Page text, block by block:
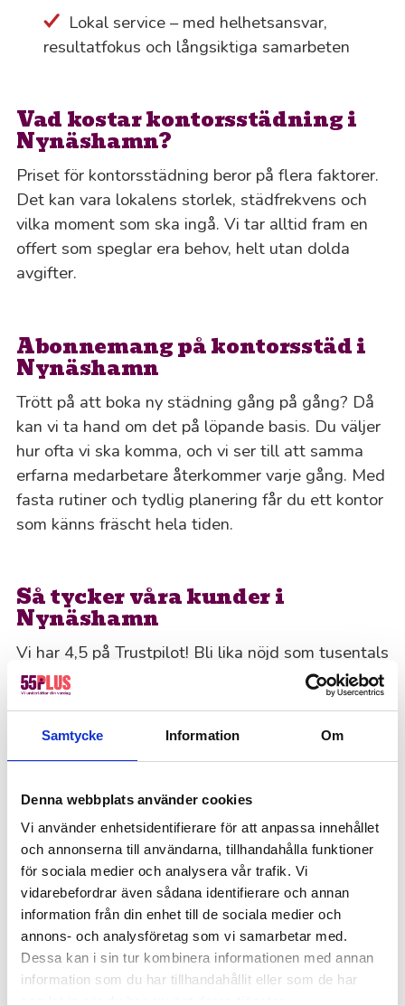
Samtycke Information Om
Denna webbplats använder cookies
Vi använder enhetsidentifierare för att anpassa innehållet
och annonserna till användarna, tillhandahålla funktioner
för sociala medier och analysera vår trafik. Vi
vidarebefordrar även sådana identifierare och annan
information från din enhet till de sociala medier och
annons- och analysföretag som vi samarbetar med.
Dessa kan i sin tur kombinera informationen med annan
information som du har tillhandahållit eller som de har
Lokal service – med helhetsansvar,
resultatfokus och långsiktiga samarbeten
Vad kostar kontorsstädning i
Nynäshamn?
Priset för kontorsstädning beror på flera faktorer.
Det kan vara lokalens storlek, städfrekvens och
vilka moment som ska ingå. Vi tar alltid fram en
offert som speglar era behov, helt utan dolda
avgifter.
Abonnemang på kontorsstäd i
Nynäshamn
Trött på att boka ny städning gång på gång? Då
kan vi ta hand om det på löpande basis. Du väljer
hur ofta vi ska komma, och vi ser till att samma
erfarna medarbetare återkommer varje gång. Med
fasta rutiner och tydlig planering får du ett kontor
som känns fräscht hela tiden.
Så tycker våra kunder i
Nynäshamn
Vi har 4,5 på Trustpilot! Bli lika nöjd som tusentals
andra genom att anlita 55Plus.
Offertförfrågan
Kanske du behöver hjälp med detta också?
Fastighetsskötsel
Kontorsstädning
Ekonomi, administration, löner & HR
Offentlig sektor – Hemtjänst, fönsterputs &
fastighetsskötsel
Lager, logistik & industri
Värdar, informatörer & bemanning